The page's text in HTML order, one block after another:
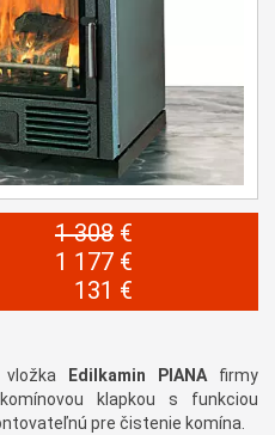
1 308 €
1 177 €
131 €
vložka Edilkamin PIANAfirmy
klapkou s funkciou
pre čistenie komína.